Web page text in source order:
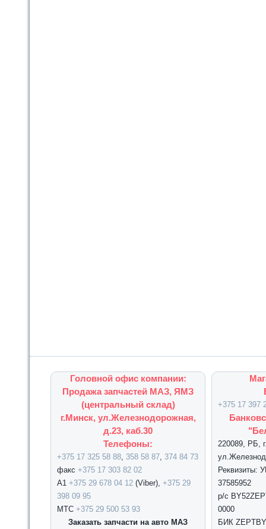
Головной офис компании:
Продажа запчастей МАЗ, ЯМЗ
(центральный склад)
г.Минск, ул.Железнодорожная,
д.23, каб.30
Телефоны:
+375 17 325 58 88, 358 58 87, 374 84 73
факс +375 17 303 82 02
А1 +375 29 678 04 12 (Viber), +375 29
398 09 95
МТС +375 29 500 53 93
Заказать запчасти на авто МАЗ
+375 17 397
220089, РБ,
Реквизиты:
37585952
р/с
0000
БИК